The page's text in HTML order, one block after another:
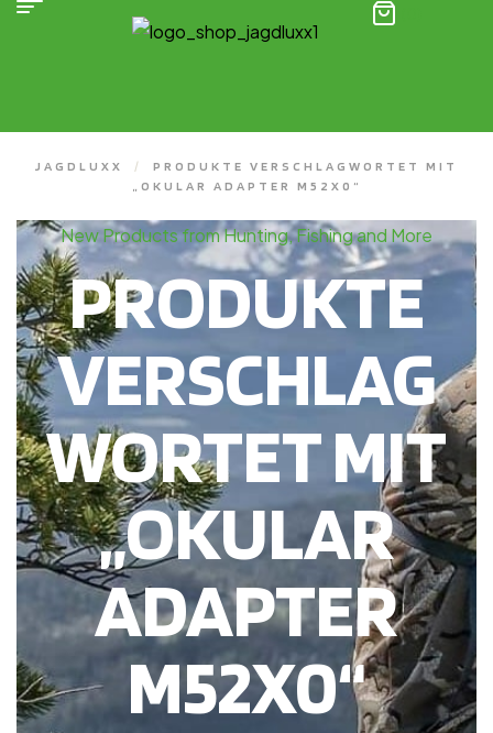
JAGDLUXX /
PRODUKTE VERSCHLAGWORTET MIT
„OKULAR ADAPTER M52X0“
New Products from Hunting, Fishing and More
PRODUKTE
VERSCHLAG
WORTET MIT
„OKULAR
ADAPTER
M52X0“